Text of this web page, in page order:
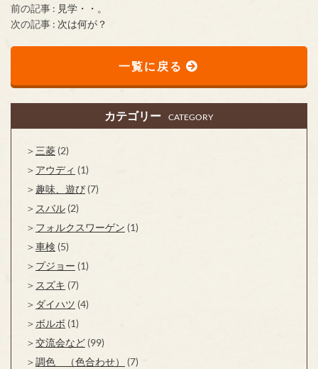
前の記事 : 見学・・。
次の記事 : 次は何が？
一覧に戻る
カテゴリー CATEGORY
三菱 (2)
アウディ (1)
趣味、遊び (7)
スバル (2)
フォルクスワーゲン (1)
車検 (5)
プジョー (1)
スズキ (7)
ダイハツ (4)
ボルボ (1)
交流会など (99)
調色 （色合わせ）
(7)